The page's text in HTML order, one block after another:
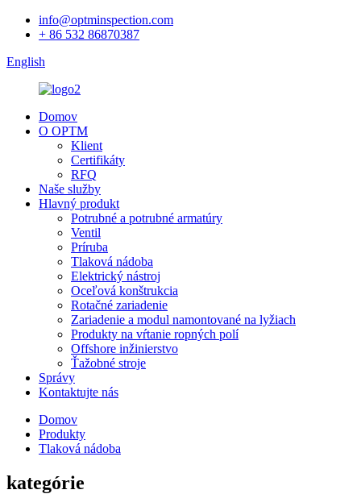
info@optminspection.com
+ 86 532 86870387
English
Domov
O OPTM
Klient
Certifikáty
RFQ
Naše služby
Hlavný produkt
Potrubné a potrubné armatúry
Ventil
Príruba
Tlaková nádoba
Elektrický nástroj
Oceľová konštrukcia
Rotačné zariadenie
Zariadenie a modul namontované na lyžiach
Produkty na vŕtanie ropných polí
Offshore inžinierstvo
Ťažobné stroje
Správy
Kontaktujte nás
Domov
Produkty
Tlaková nádoba
kategórie